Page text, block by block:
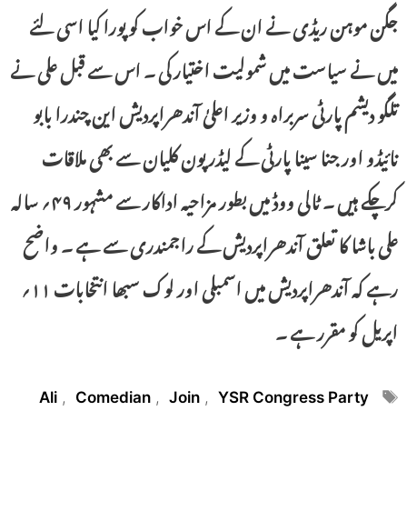
جگن موہن ریڈی نے ان کے اس خواب کو پورا کیا اسی لئے
میں نے سیاست میں شمولیت اختیار کی ۔ اس سے قبل علی نے
تلگو دیشم پارٹی سربراہ و وزیر اعلیٰ آندھراپردیش این چندرا بابو
نائیڈو اور جنا سینا پارٹی کے لیڈر پون کلیان سے بھی ملاقات
کرچکے ہیں ۔ ٹالی ووڈ میں بطور مزاحیہ اداکار سے مشہور ۴۹؍ سالہ
علی باشا کا تعلق آندھراپردیش کے راجمندری سے ہے ۔ واضح
رہے کہ آندھراپردیش میں اسمبلی اور لوک سبھا انتخابات ۱۱؍
اپریل کو مقرر ہے ۔
Tags
Ali , Comedian , Join , YSR Congress Party